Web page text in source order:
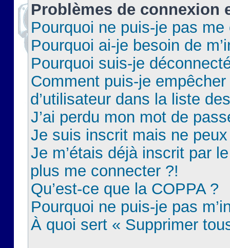
Problèmes de connexion
Pourquoi ne puis-je pas
Pourquoi ai-je besoin de
Pourquoi suis-je
Comment puis-je
d’utilisateur dans la liste
J’ai perdu mon mot de
Je suis inscrit mais ne
Je m’étais déjà inscrit par
plus me connecter ?!
Qu’est-ce que la COPPA ?
Pourquoi ne puis-je pas
À quoi sert « Supprimer